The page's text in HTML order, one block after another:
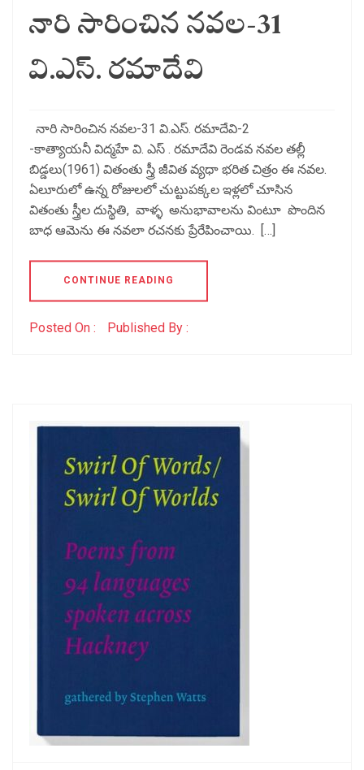
నారి సారించిన నవల-31
వి.ఎస్. రమాదేవి
నారి సారించిన నవల-31 వి.ఎస్. రమాదేవి-2
-కాత్యాయనీ విద్మహే వి. ఎస్ . రమాదేవి రెండవ నవల తల్లీ
బిడ్డలు(1961) వితంతు స్త్రీ జీవిత వ్యధా భరిత చిత్రం ఈ నవల.
ఏలూరులో ఉన్న రోజులలో చుట్టుపక్కల ఇళ్లలో చూసిన
వితంతు స్త్రీల దుస్థితి, వాళ్ళ అనుభావాలను వింటూ పొందిన
బాధ ఆమెను ఈ నవలా రచనకు ప్రేరేపించాయి. […]
CONTINUE READING
Posted On : Published By :